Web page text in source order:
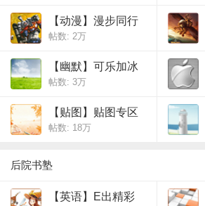
【动漫】漫步同行
帖数: 2万
【幽默】可乐加冰
帖数: 3万
【贴图】贴图专区
帖数: 18万
后院书塾
【英语】E出精彩